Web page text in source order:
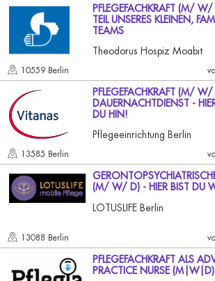
PFLEGEFACHKRAFT (M/
TEIL UNSERES KLEINEN,
TEAMS
Theodorus Hospiz Moabit
10559 Berlin
PFLEGEFACHKRAFT (M/
DAUERNACHTDIENST -
DU HIN!
Pflegeeinrichtung Berlin
13585 Berlin
(M/ W/ D) - HIER BIST DU
LOTUSLIFE Berlin
13088 Berlin
PFLEGEFACHKRAFT ALS
PRACTICE NURSE (M|W|D)